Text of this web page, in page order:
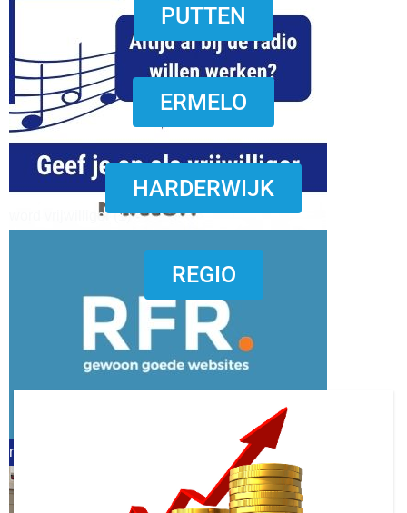
download onzze App
word vrijwilliger (1)
word vrijwilliger (1)
refreshed webdesign putten
PUTTEN
ERMELO
HARDERWIJK
REGIO